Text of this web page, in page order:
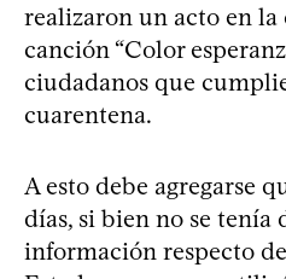
realizaron un acto en
canción “Color
ciudadanos que
cuarentena.
A esto debe agregarse
días, si bien no se tenía
información respecto